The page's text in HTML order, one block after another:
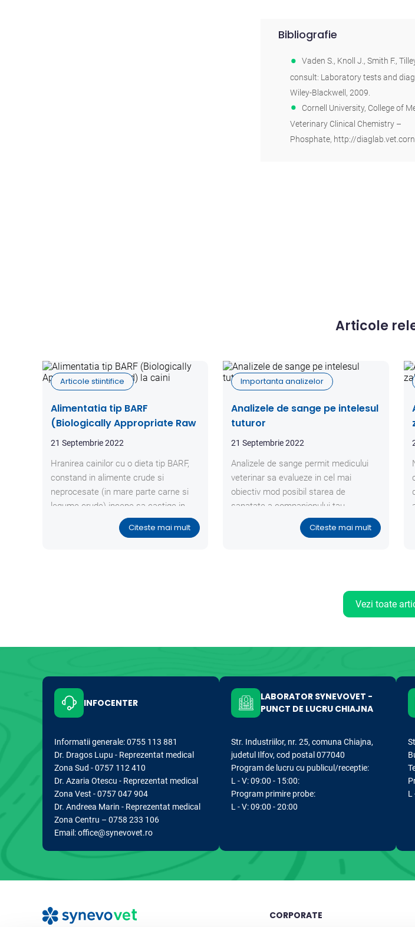
Bibliografie
Vaden S., Knoll J., Smith F.,
consult: Laboratory tests and
Wiley-Blackwell, 2009.
Cornell University, College of
Veterinary Clinical Chemistry –
Phosphate, http://
Articole
Articole stiintifice
Alimentatia tip BARF
(Biologically Appropriate Raw
Food) la caini
21 Septembrie 2022
Hranirea cainilor cu o dieta tip BARF,
constand in alimente crude si
neprocesate (in mare parte carne si
legume crude) incepe sa castige in
popularitate si printre proprietarii de
caini din Romania.
Citeste mai mult
Importanta analizelor
Analizele de sange pe intelesul
tuturor
21 Septembrie 2022
Analizele de sange permit medicului
veterinar sa evalueze in cel mai
obiectiv mod posibil starea de
sanatate a companionului tau.
Citeste mai mult
Vezi toate
INFOCENTER
Informatii generale: 0755 113 881
Dr. Dragos Lupu - Reprezentat medical
Zona Sud - 0757 112 410
Dr. Azaria Otescu - Reprezentat medical
Zona Vest - 0757 047 904
Dr. Andreea Marin - Reprezentat medical
Zona Centru – 0758 233 106
Email: office@synevovet.ro
LABORATOR SYNEVOVET -
PUNCT DE LUCRU CHIAJNA
Str. Industriilor, nr. 25, comuna Chiajna,
judetul Ilfov, cod postal 077040
Program de lucru cu publicul/receptie:
L - V: 09:00 - 15:00:
Program primire probe:
L - V: 09:00 - 20:00
L
CORPORATE